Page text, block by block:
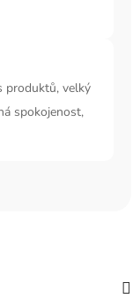
produktů, velký
spokojenost,